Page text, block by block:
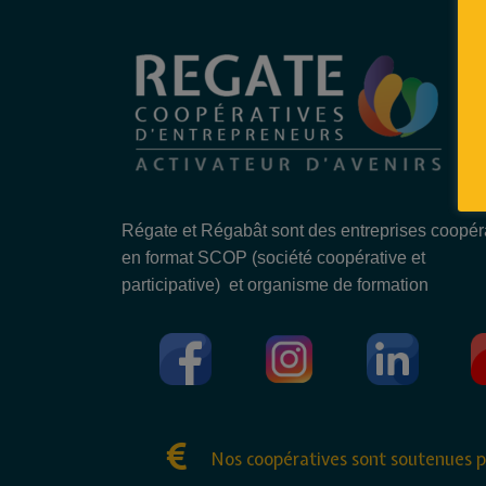
Régate et Régabât sont des entreprises
en format SCOP (société coopérative et
participative) et organisme de formation
Nos coopératives sont soutenues